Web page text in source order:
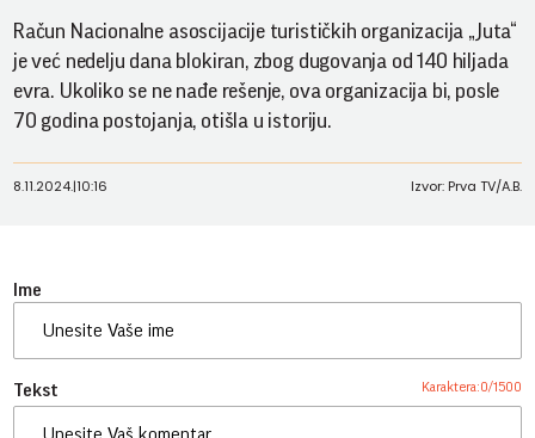
Račun Nacionalne asoscijacije turističkih organizacija „Juta“
je već nedelju dana blokiran, zbog dugovanja od 140 hiljada
evra. Ukoliko se ne nađe rešenje, ova organizacija bi, posle
70 godina postojanja, otišla u istoriju.
8.11.2024.|10:16 Izvor: Prva TV/A.B.
Ime
Tekst Karaktera:0/1500